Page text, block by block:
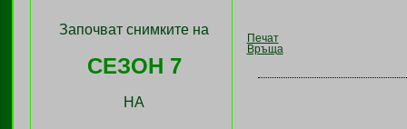
Започват снимките на
СЕЗОН 7
НА
Печат
Връща